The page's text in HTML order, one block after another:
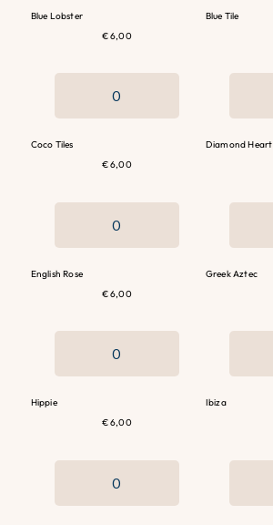
Blue Lobster
€ 6,00
Blue Tile
Coco Tiles
€ 6,00
Diamond Heart
English Rose
€ 6,00
Greek Aztec
Hippie
€ 6,00
Ibiza